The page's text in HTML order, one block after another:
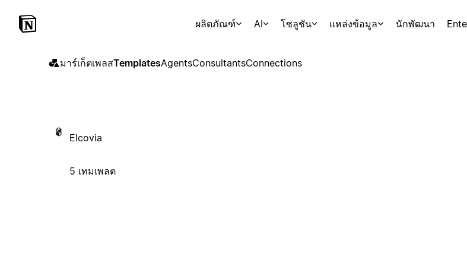
ผลิตภัณฑ์ AI โซลูชัน แหล่งข้อมูล นักพัฒนา
มาร์เก็ตเพลสTemplatesAgentsConsultantsConnections
Elcovia
5 เทมเพลต